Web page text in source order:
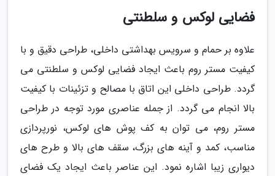
فضایی لوکس و سلطنتی
علاوه بر حمام و سرویس بهداشتی داخلی، طراحی دقیق و با
کیفیت مستر روم باعث ایجاد فضایی لوکس و سلطنتی می
گردد. طراحی داخلی این اتاق با مصالح و تزئینات با کیفیت
بالا انجام می گردد. از جمله عناصری مورد توجه در طراحی
مستر روم، می توان به کف پوش های لوکس، نورپردازی
مناسب، کمد و آینه های بزرگ، سقف های بالا و طرح های
دیواری زیبا اشاره نمود. این عناصر باعث ایجاد یک فضای